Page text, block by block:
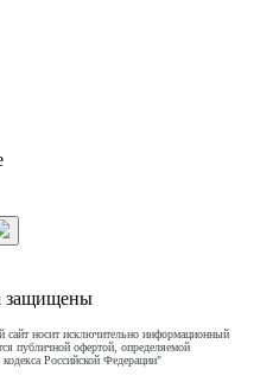
защищены
носит исключительно информационный
публичной офертой, определяемой
Российской Федерации"